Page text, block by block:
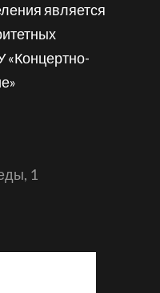
является
1